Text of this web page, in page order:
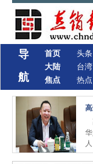
导
航
首页
大陆
焦点
头条
台湾
热点